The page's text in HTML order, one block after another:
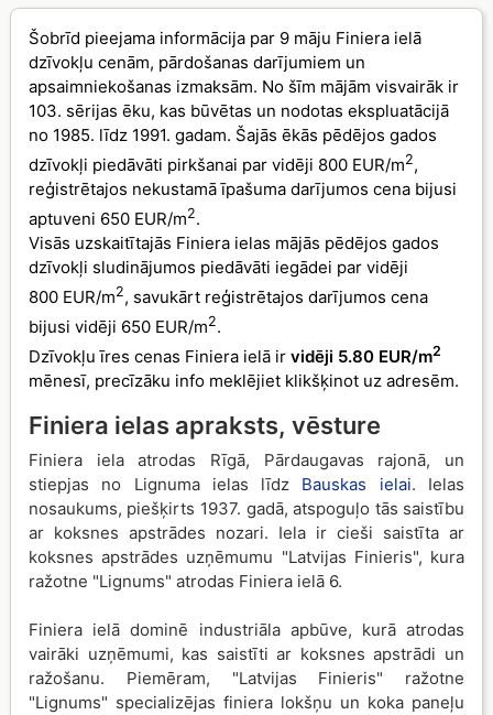
Šobrīd pieejama informācija par 9 māju Finiera ielā
dzīvokļu cenām, pārdošanas darījumiem un
apsaimniekošanas izmaksām. No šīm mājām visvairāk ir
103. sērijas ēku, kas būvētas un nodotas ekspluatācijā
no 1985. līdz 1991. gadam. Šajās ēkās pēdējos gados
dzīvokļi piedāvāti pirkšanai par vidēji 800 EUR/m2,
reģistrētajos nekustamā īpašuma darījumos cena bijusi
aptuveni 650 EUR/m2.
Visās uzskaitītajās Finiera ielas mājās pēdējos gados
dzīvokļi sludinājumos piedāvāti iegādei par vidēji
800 EUR/m2, savukārt reģistrētajos darījumos cena
bijusi vidēji 650 EUR/m2.
Dzīvokļu īres cenas Finiera ielā ir vidēji 5.80 EUR/m2
mēnesī, precīzāku info meklējiet klikšķinot uz adresēm.
Finiera ielas apraksts, vēsture
Finiera iela atrodas Rīgā, Pārdaugavas rajonā, un
stiepjas no Lignuma ielas līdz Bauskas ielai. Ielas
nosaukums, piešķirts 1937. gadā, atspoguļo tās saistību
ar koksnes apstrādes nozari. Iela ir cieši saistīta ar
koksnes apstrādes uzņēmumu "Latvijas Finieris", kura
ražotne "Lignums" atrodas Finiera ielā 6.
Finiera ielā dominē industriāla apbūve, kurā atrodas
vairāki uzņēmumi, kas saistīti ar koksnes apstrādi un
ražošanu. Piemēram, "Latvijas Finieris" ražotne
"Lignums" specializējas finiera lokšņu un koka paneļu